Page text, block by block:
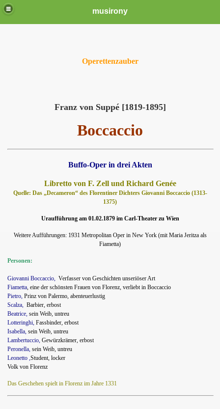
musirony
Operettenzauber
Franz von Suppé [1819-1895]
Boccaccio
Buffo-Oper in drei Akten
Libretto von F. Zell und Richard Genée
Quelle: Das „Decameron“ des Florentiner Dichters Giovanni Boccaccio (1313-
1375)
Uraufführung am 01.02.1879 im Carl-Theater zu Wien
Weitere Aufführungen: 1931 Metropolitan Oper in New York (mit Maria Jeritza als
Fiametta)
Personen:
Giovanni Boccaccio,
Verfasser von Geschichten unseriöser Art
Fiametta , eine der schönsten Frauen von Florenz, verliebt in Boccaccio
Pietro, Prinz von Palermo, abenteuerlustig
Scalza,
Barbier, erbost
Beatrice, sein Weib, untreu
Lotteringhi, Fassbinder, erbost
Isabella, sein Weib, untreu
Lambertuccio, Gewürzkrämer, erbost
Peronella, sein Weib, untreu
Leonetto , Student, locker
Volk von Florenz
Das Geschehen spielt in Florenz im Jahre 1331